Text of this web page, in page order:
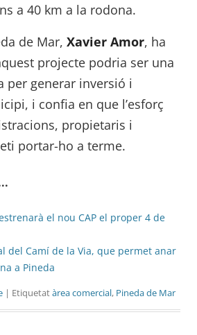
a 40 km a la rodona.
de Mar, Xavier Amor, ha
projecte podria ser una
per generar inversió i
i confia en que l’esforç
propietaris i
portar-ho a terme.
el nou CAP el proper 4 de
del Camí de la Via, que permet anar
a Pineda
| Etiquetatàrea comercial, Pineda de Mar